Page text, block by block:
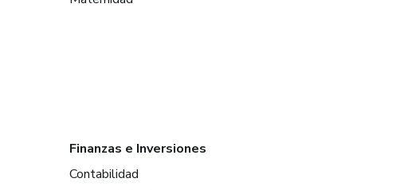
Finanzas e Inversiones
Contabilidad